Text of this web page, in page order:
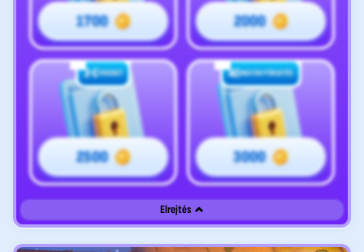
1700 2000
3 €FREEBET
2500
40INGYEN PÖRGETÉS
3000
Elrejtés